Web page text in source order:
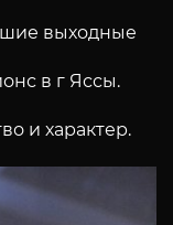
выходные
в г Яссы.
и характер.